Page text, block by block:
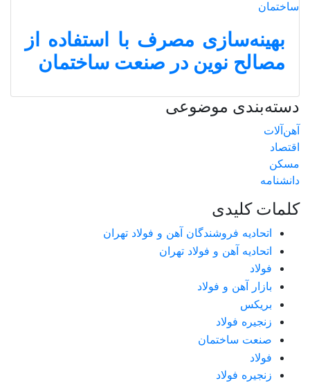
بهینه‌‌‌سازی مصرف با استفاده از
مصالح نوین در صنعت ساختمان
دسته‌بندی موضوعی
آهن‌آلات
اقتصاد
مسکن
دانشنامه
کلمات کلیدی
اتحادیه فروشندگان آهن و فولاد تهران
اتحادیه آهن و فولاد تهران
فولاد
بازار آهن و فولاد
بریکس
زنجیره فولاد
صنعت ساختمان
فولاد
زنجیره فولاد